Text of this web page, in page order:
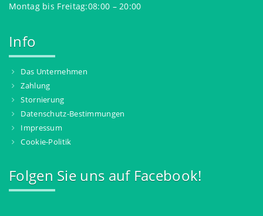
Montag bis Freitag:08:00 – 20:00
Info
Das Unternehmen
Zahlung
Stornierung
Datenschutz-Bestimmungen
Impressum
Cookie-Politik
Folgen Sie uns auf Facebook!